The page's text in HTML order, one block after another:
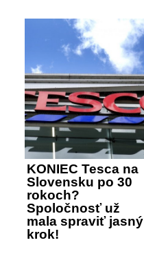
KONIEC Tesca na
Slovensku po 30
rokoch?
Spoločnosť už
mala spraviť jasný
krok!